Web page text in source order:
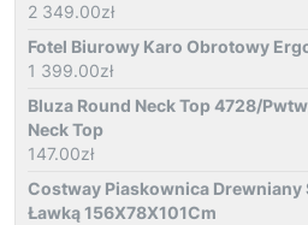
2 349.00zł
Fotel Biurowy Karo Obrotowy
1 399.00zł
Bluza Round Neck Top 4728/
Neck Top
147.00zł
Costway Piaskownica Drewniany
Ławką 156X78X101Cm